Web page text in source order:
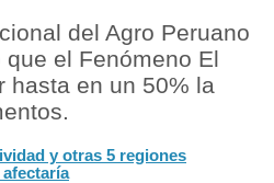
del Agro Peruano
el Fenómeno El
hasta en un 50% la
y otras 5 regiones